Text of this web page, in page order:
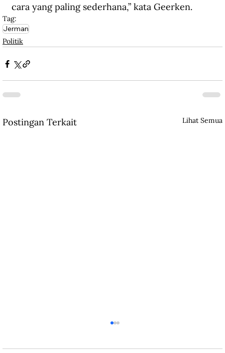
cara yang paling sederhana,” kata Geerken.
Tag:
Jerman
Politik
Postingan Terkait Lihat Semua